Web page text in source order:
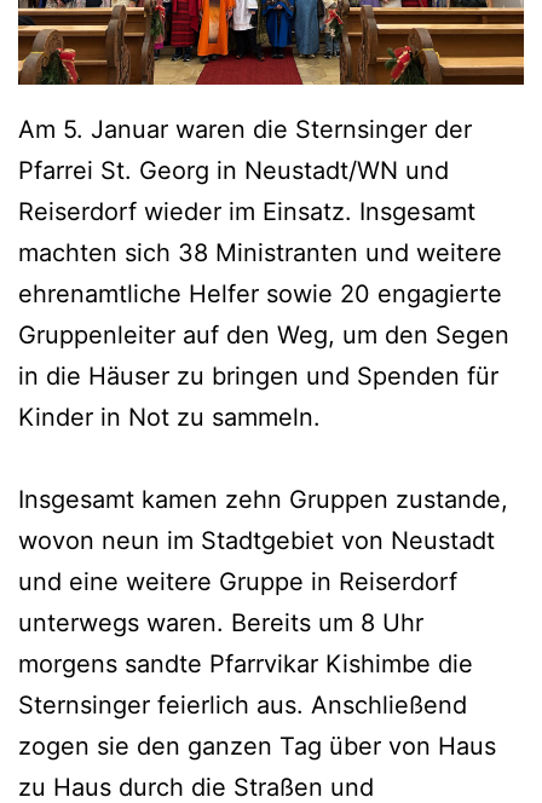
Am 5. Januar waren die Sternsinger der
Pfarrei St. Georg in Neustadt/WN und
Reiserdorf wieder im Einsatz. Insgesamt
machten sich 38 Ministranten und weitere
ehrenamtliche Helfer sowie 20 engagierte
Gruppenleiter auf den Weg, um den Segen
in die Häuser zu bringen und Spenden für
Kinder in Not zu sammeln.
Insgesamt kamen zehn Gruppen zustande,
wovon neun im Stadtgebiet von Neustadt
und eine weitere Gruppe in Reiserdorf
unterwegs waren. Bereits um 8 Uhr
morgens sandte Pfarrvikar Kishimbe die
Sternsinger feierlich aus. Anschließend
zogen sie den ganzen Tag über von Haus
zu Haus durch die Straßen und